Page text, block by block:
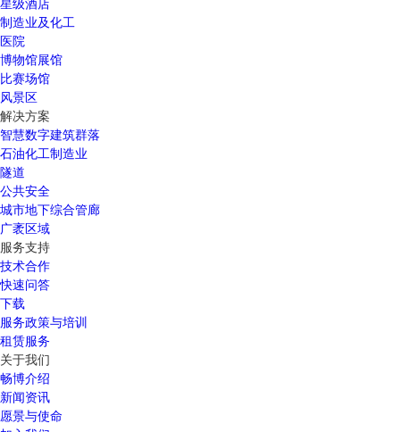
制造业及化工
医院
博物馆展馆
比赛场馆
风景区
解决方案
智慧数字建筑群落
石油化工制造业
隧道
公共安全
城市地下综合管廊
广袤区域
服务支持
技术合作
快速问答
下载
服务政策与培训
租赁服务
关于我们
畅博介绍
新闻资讯
愿景与使命